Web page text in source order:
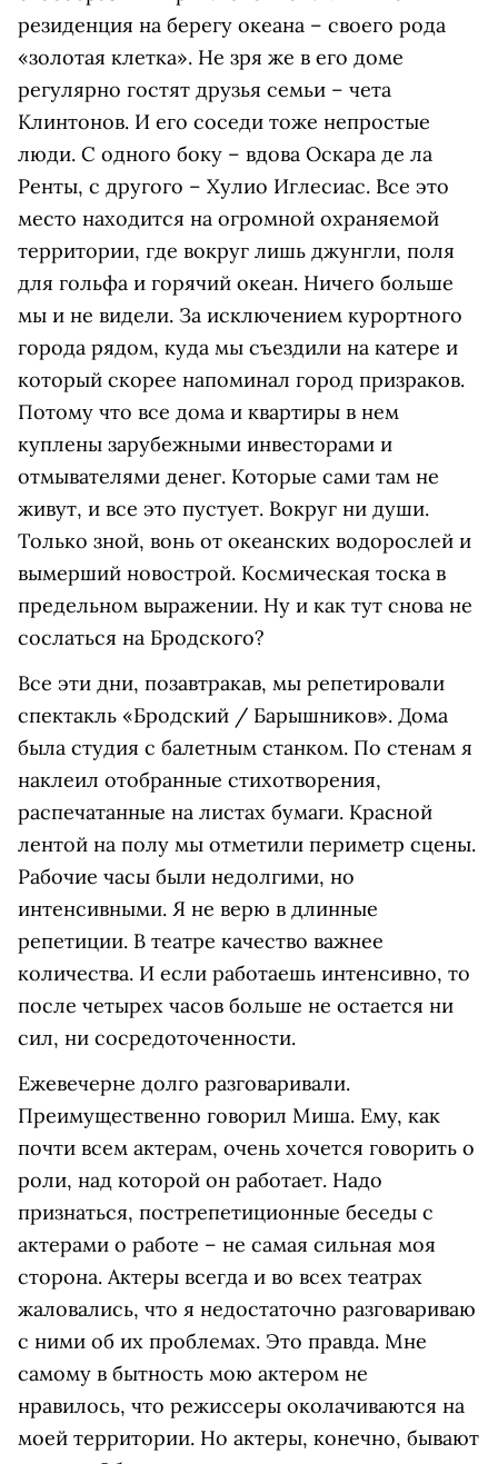
резиденция на берегу океана – своего рода
«золотая клетка». Не зря же в его доме
регулярно гостят друзья семьи – чета
Клинтонов. И его соседи тоже непростые
люди. С одного боку – вдова Оскара де ла
Ренты, с другого – Хулио Иглесиас. Все это
место находится на огромной охраняемой
территории, где вокруг лишь джунгли, поля
для гольфа и горячий океан. Ничего больше
мы и не видели. За исключением курортного
города рядом, куда мы съездили на катере и
который скорее напоминал город призраков.
Потому что все дома и квартиры в нем
куплены зарубежными инвесторами и
отмывателями денег. Которые сами там не
живут, и все это пустует. Вокруг ни души.
Только зной, вонь от океанских водорослей и
вымерший новострой. Космическая тоска в
предельном выражении. Ну и как тут снова не
сослаться на Бродского?
Все эти дни, позавтракав, мы репетировали
спектакль «Бродский / Барышников». Дома
была студия с балетным станком. По стенам я
наклеил отобранные стихотворения,
распечатанные на листах бумаги. Красной
лентой на полу мы отметили периметр сцены.
Рабочие часы были недолгими, но
интенсивными. Я не верю в длинные
репетиции. В театре качество важнее
количества. И если работаешь интенсивно, то
после четырех часов больше не остается ни
сил, ни сосредоточенности.
Ежевечерне долго разговаривали.
Преимущественно говорил Миша. Ему, как
почти всем актерам, очень хочется говорить о
роли, над которой он работает. Надо
признаться, пострепетиционные беседы с
актерами о работе – не самая сильная моя
сторона. Актеры всегда и во всех театрах
жаловались, что я недостаточно разговариваю
с ними об их проблемах. Это правда. Мне
самому в бытность мою актером не
нравилось, что режиссеры околачиваются на
моей территории. Но актеры, конечно, бывают